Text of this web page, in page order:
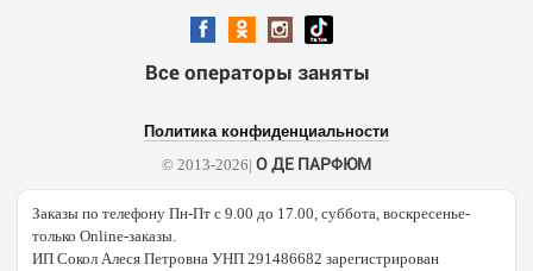
Все операторы заняты
Политика конфиденциальности
© 2013-2026| О ДЕ ПАРФЮМ
Заказы по телефону Пн-Пт с 9.00 до 17.00, суббота, воскресенье-
только Online-заказы.
ИП Сокол Алеся Петровна УНП 291486682 зарегистрирован